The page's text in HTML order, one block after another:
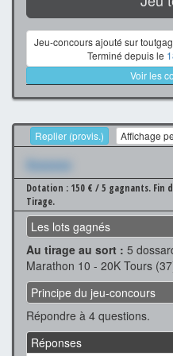
Jeu-concours ajouté sur
Terminé depuis le
Voir les
Replier (provis.) Affichage
Xxxxxxx
Dotation : 150 € / 5 gagnants. Fin
Tirage.
Les lots gagnés
Au tirage au sort : 5
Marathon 10 - 20K Tours
Principe du jeu-concours
Répondre à 4 questions.
Réponses